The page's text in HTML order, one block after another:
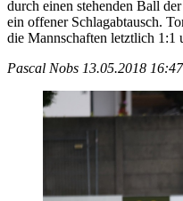
durch einen stehenden Ball
ein offener Schlagabtausch.
die Mannschaften letztlich 1:1
Pascal Nobs 13.05.2018